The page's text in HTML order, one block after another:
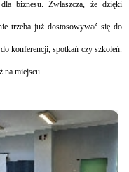
biznesu. Zwłaszcza, że dzięki
trzeba już dostosowywać się do
konferencji, spotkań czy szkoleń.
na miejscu.